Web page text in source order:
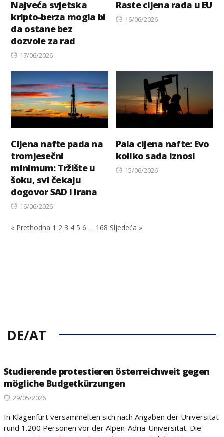
Najveća svjetska
kripto-berza mogla bi
da ostane bez
dozvole za rad
Posted
17/06/2026
Raste cijena rada u EU
Posted
16/06/2026
Cijena nafte pada na
tromjesečni
minimum: Tržište u
šoku, svi čekaju
dogovor SAD i Irana
Posted
16/06/2026
Pala cijena nafte: Evo
koliko sada iznosi
Posted
15/06/2026
« Prethodna 1 2 3 4 5 6 … 168 Sljedeća »
DE/AT
Studierende protestieren österreichweit gegen
mögliche Budgetkürzungen
Posted
29/05/2026
In Klagenfurt versammelten sich nach Angaben der Universität
rund 1.200 Personen vor der Alpen-Adria-Universität. Die